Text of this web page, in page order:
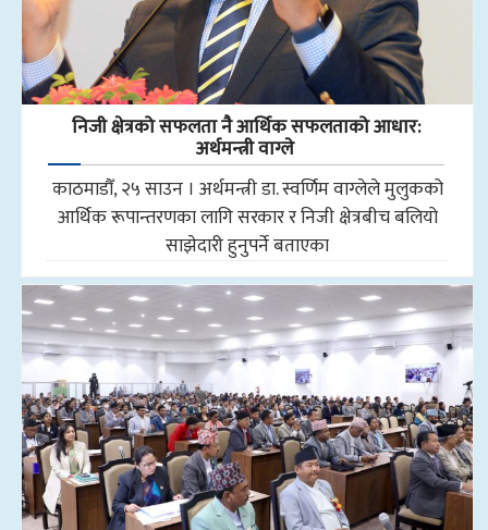
निजी क्षेत्रको सफलता नै आर्थिक सफलताको आधार:
अर्थमन्त्री वाग्ले
काठमाडौँ, २५ साउन । अर्थमन्त्री डा. स्वर्णिम वाग्लेले मुलुकको
आर्थिक रूपान्तरणका लागि सरकार र निजी क्षेत्रबीच बलियो
साझेदारी हुनुपर्ने बताएका